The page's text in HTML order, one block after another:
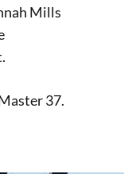
Mills
37.